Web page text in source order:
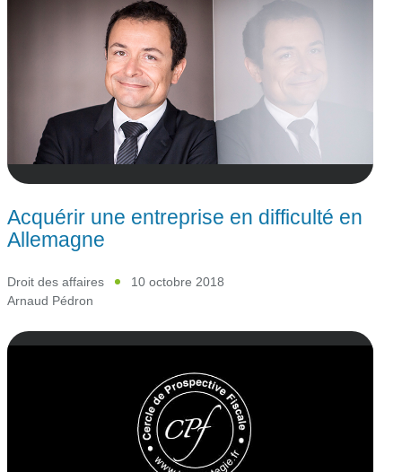
Acquérir une entreprise en difficulté en
Allemagne
Droit des affaires
10 octobre 2018
Arnaud Pédron